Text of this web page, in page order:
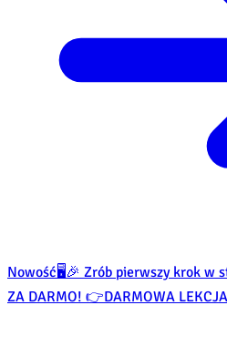
Nowość🖥️🎉 Zrób pierwszy krok w
ZA DARMO! 👉DARMOWA